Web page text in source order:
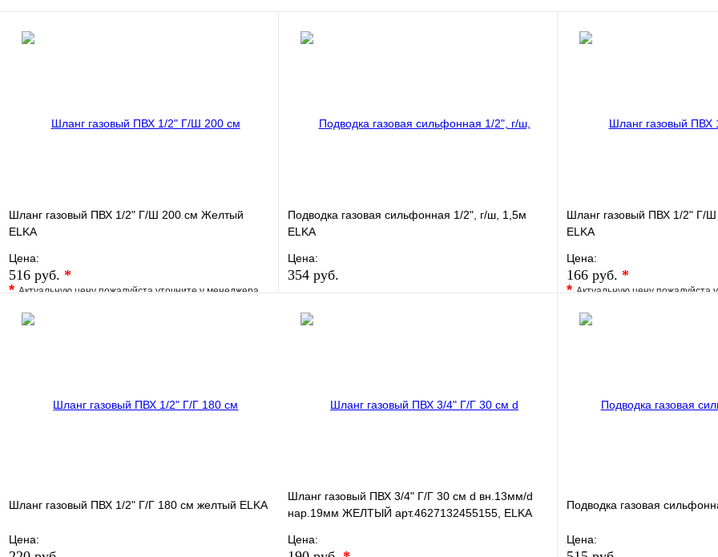
Шланг газовый ПВХ 1/2" Г/Ш 200 см Желтый
ELKA
Цена:
516 руб. *
*Актуальную цену пожалуйста уточните у менеджера
В избранное
Подводка газовая сильфонная 1/2", г/ш, 1,5м
ELKA
Цена:
354 руб.
Купить в 1 клик
Шланг газовый ПВХ 1/2" Г/
ELKA
Цена:
166 руб. *
*Актуальную цену пожалуйста
В избранное
Шланг газовый ПВХ 1/2" Г/Г 180 см желтый ELKA
Цена:
Шланг газовый ПВХ 3/4" Г/Г 30 см d вн.13мм/d
нар.19мм ЖЕЛТЫЙ арт.4627132455155, ELKA
Цена:
Подводка газовая
Цена: